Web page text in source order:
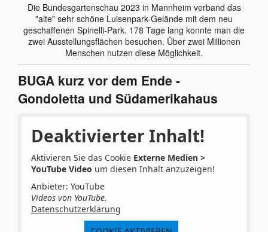
Die Bundesgartenschau 2023 in Mannheim verband das
"alte" sehr schöne Luisenpark-Gelände mit dem neu
geschaffenen Spinelli-Park. 178 Tage lang konnte man die
zwei Ausstellungsflächen besuchen. Über zwei Millionen
Menschen nutzen diese Möglichkeit.
BUGA kurz vor dem Ende -
Gondoletta und Südamerikahaus
Deaktivierter Inhalt!
Aktivieren Sie das Cookie Externe Medien >
YouTube Video um diesen Inhalt anzuzeigen!
Anbieter: YouTube
Videos von YouTube.
Datenschutzerklärung